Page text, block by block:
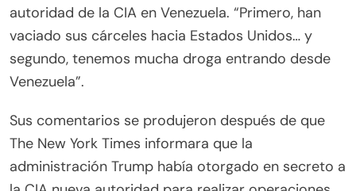
autoridad de la CIA en Venezuela. “Primero, han
vaciado sus cárceles hacia Estados Unidos… y
segundo, tenemos mucha droga entrando desde
Venezuela”.
Sus comentarios se produjeron después de que
The New York Times informara que la
administración Trump había otorgado en secreto a